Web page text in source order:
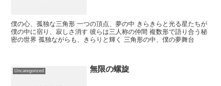
僕の心、孤独な三角形 一つの頂点、夢の中 きらきらと光る星たちが
僕の中に宿り、寂しさ消す 彼らは三人称の仲間 複数形で語り合う秘
密の世界 孤独ながらも、きらりと輝く 三角形の中、僕の夢舞台
Uncategorized 無限の螺旋